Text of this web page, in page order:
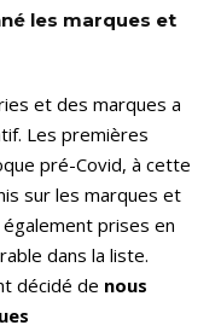
les marques et
et des marques a
Les premières
pré-Covid, à cette
sur les marques et
prises en
dans la liste.
décidé de nous